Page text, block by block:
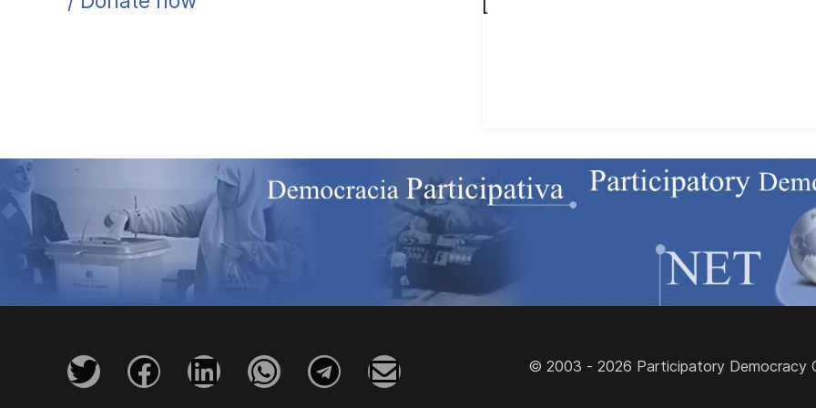
[
© 2003 - 2026 Participatory Democracy